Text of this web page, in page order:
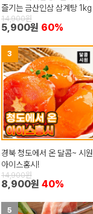
즐기는 금산인삼 삼계탕 1kg
14,900원
5,900원 60%
3
경북 청도에서 온 달콤~ 시원
아이스홍시!
14,900원
8,900원 40%
5